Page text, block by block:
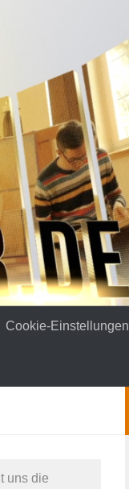
Cookie-Einstellungen
uns die